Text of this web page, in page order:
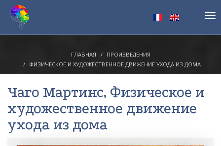
ГЛАВНАЯ
ПРОИЗВЕДЕНИЯ
ФИЗИЧЕСКОЕ И ХУДОЖЕСТВЕННОЕ ДВИЖЕНИЕ УХОДА ИЗ ДОМА
Чаго Мартинс, Физическое и
художественное движение
ухода из дома